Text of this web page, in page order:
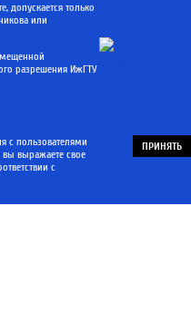
допускается только
или
разрешения ИжГТУ
с пользователями
выражаете свое
с
ПРИНЯТЬ